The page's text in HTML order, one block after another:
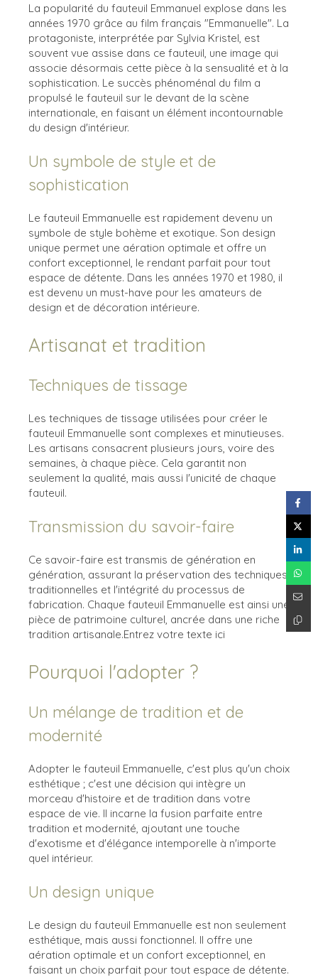
La popularité du fauteuil Emmanuel explose dans les
années 1970 grâce au film français "Emmanuelle". La
protagoniste, interprétée par Sylvia Kristel, est
souvent vue assise dans ce fauteuil, une image qui
associe désormais cette pièce à la sensualité et à la
sophistication. Le succès phénoménal du film a
propulsé le fauteuil sur le devant de la scène
internationale, en faisant un élément incontournable
du design d'intérieur.
Un symbole de style et de
sophistication
Le fauteuil Emmanuelle est rapidement devenu un
symbole de style bohème et exotique. Son design
unique permet une aération optimale et offre un
confort exceptionnel, le rendant parfait pour tout
espace de détente. Dans les années 1970 et 1980, il
est devenu un must-have pour les amateurs de
design et de décoration intérieure.
Artisanat et tradition
Techniques de tissage
Les techniques de tissage utilisées pour créer le
fauteuil Emmanuelle sont complexes et minutieuses.
Les artisans consacrent plusieurs jours, voire des
semaines, à chaque pièce. Cela garantit non
seulement la qualité, mais aussi l'unicité de chaque
fauteuil.
Transmission du savoir-faire
Ce savoir-faire est transmis de génération en
génération, assurant la préservation des techniques
traditionnelles et l'intégrité du processus de
fabrication. Chaque fauteuil Emmanuelle est ainsi une
pièce de patrimoine culturel, ancrée dans une riche
tradition artisanale.Entrez votre texte ici
Pourquoi l'adopter ?
Un mélange de tradition et de
modernité
Adopter le fauteuil Emmanuelle, c'est plus qu'un choix
esthétique ; c'est une décision qui intègre un
morceau d'histoire et de tradition dans votre
espace de vie. Il incarne la fusion parfaite entre
tradition et modernité, ajoutant une touche
d'exotisme et d'élégance intemporelle à n'importe
quel intérieur.
Un design unique
Le design du fauteuil Emmanuelle est non seulement
esthétique, mais aussi fonctionnel. Il offre une
aération optimale et un confort exceptionnel, en
faisant un choix parfait pour tout espace de détente.